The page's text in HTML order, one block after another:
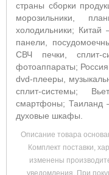
страны сборки
морозильники,
холодильники; Китай
панели,
СВЧ печки, сплит-
фотоаппараты;
dvd-плееры,
сплит-системы;
смартфоны; Таиланд
духовые шкафы.
Описание товара
Комплект поставки,
изменены